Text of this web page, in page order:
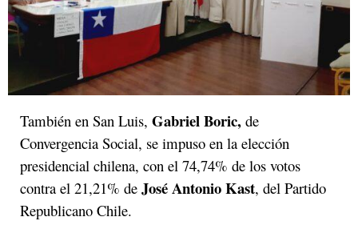
También en San Luis, Gabriel Boric, de
Convergencia Social, se impuso en la elección
presidencial chilena, con el 74,74% de los votos
contra el 21,21% de José Antonio Kast, del Partido
Republicano Chile.